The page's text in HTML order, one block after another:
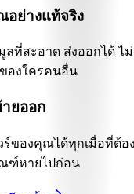
อย่างแท้จริง
ลที่สะอาด ส่งออกได้ ไ
องใครคนอื่น
ยออก
ร์ของคุณได้ทุกเมื่อที่ต้อ
ฑ์หายไปก่อน